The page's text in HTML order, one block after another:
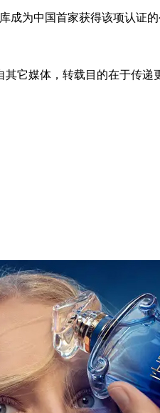
成为中国首家获得该项认证的
它媒体，转载目的在于传